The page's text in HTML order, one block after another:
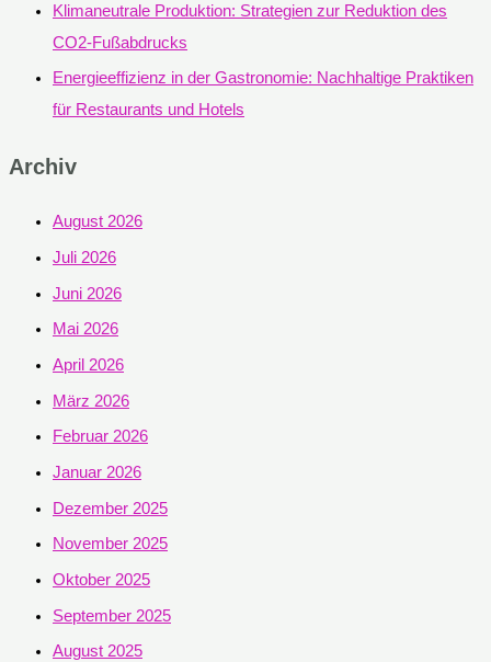
Klimaneutrale Produktion: Strategien zur Reduktion des
CO2-Fußabdrucks
Energieeffizienz in der Gastronomie: Nachhaltige Praktiken
für Restaurants und Hotels
Archiv
August 2026
Juli 2026
Juni 2026
Mai 2026
April 2026
März 2026
Februar 2026
Januar 2026
Dezember 2025
November 2025
Oktober 2025
September 2025
August 2025